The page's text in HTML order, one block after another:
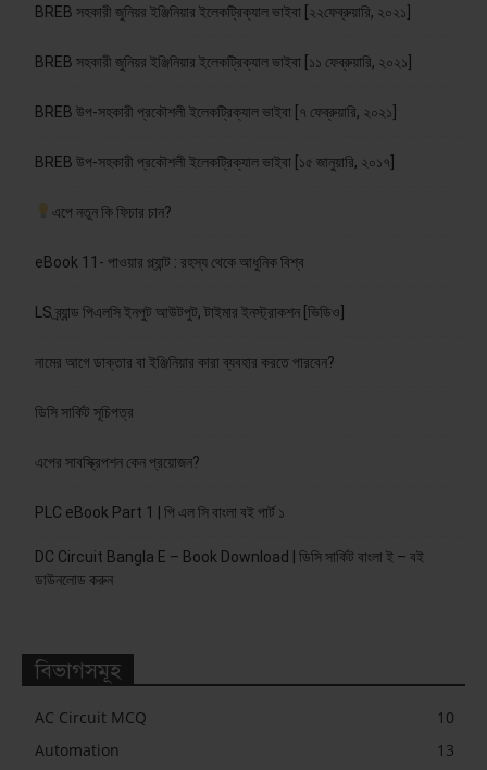
BREB সহকারী জুনিয়র ইঞ্জিনিয়ার ইলেকট্রিক্যাল ভাইবা [২২ফেব্রুয়ারি, ২০২১]
BREB সহকারী জুনিয়র ইঞ্জিনিয়ার ইলেকট্রিক্যাল ভাইবা [১১ ফেব্রুয়ারি, ২০২১]
BREB উপ-সহকারী প্রকৌশলী ইলেকট্রিক্যাল ভাইবা [৭ ফেব্রুয়ারি, ২০২১]
BREB উপ-সহকারী প্রকৌশলী ইলেকট্রিক্যাল ভাইবা [১৫ জানুয়ারি, ২০১৭]
এপে নতুন কি ফিচার চান?
eBook 11- পাওয়ার প্ল্যান্ট : রহস্য থেকে আধুনিক বিশ্ব
LS ব্র্যান্ড পিএলসি ইনপুট আউটপুট, টাইমার ইনস্ট্রাকশন [ভিডিও]
নামের আগে ডাক্তার বা ইঞ্জিনিয়ার কারা ব্যবহার করতে পারবেন?
ডিসি সার্কিট সূচিপত্র
এপের সাবস্ক্রিপশন কেন প্রয়োজন?
PLC eBook Part 1 | পি এল সি বাংলা বই পার্ট ১
DC Circuit Bangla E – Book Download | ডিসি সার্কিট বাংলা ই – বই
ডাউনলোড করুন
বিভাগসমূহ
AC Circuit MCQ
10
Automation
13